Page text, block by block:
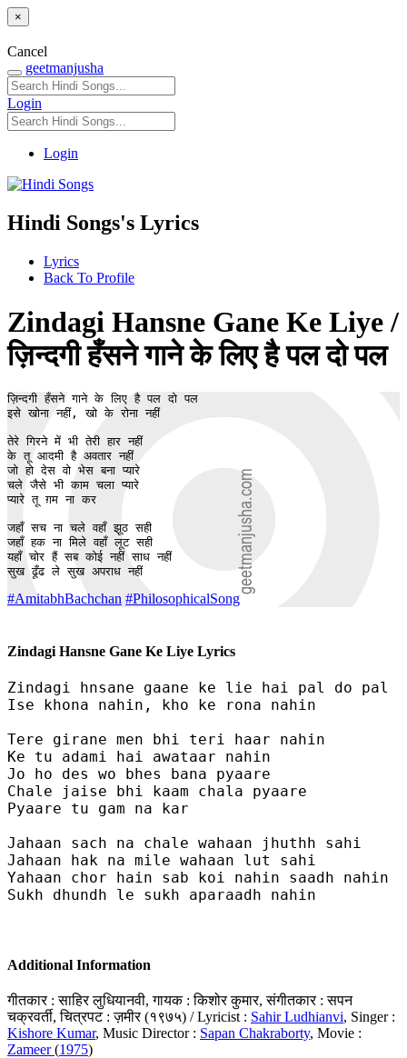
×
Cancel
geetmanjusha
Login
Login
Hindi Songs's Lyrics
Lyrics
Back To Profile
Zindagi Hansne Gane Ke Liye /
ज़िन्दगी हँसने गाने के लिए है पल दो पल
ज़िन्दगी हँसने गाने के लिए है पल दो पल
इसे खोना नहीं, खो के रोना नहीं
तेरे गिरने में भी तेरी हार नहीं
के तू आदमी है अवतार नहीं
जो हो देस वो भेस बना प्यारे
चले जैसे भी काम चला प्यारे
प्यारे तू ग़म ना कर
जहाँ सच ना चले वहाँ झूठ सही
जहाँ हक ना मिले वहाँ लूट सही
यहाँ चोर हैं सब कोई नहीं साध नहीं
सुख ढूँढ ले सुख अपराध नहीं
#AmitabhBachchan #PhilosophicalSong
Zindagi Hansne Gane Ke Liye Lyrics
Zindagi hnsane gaane ke lie hai pal do pal
Ise khona nahin, kho ke rona nahin
Tere girane men bhi teri haar nahin
Ke tu adami hai awataar nahin
Jo ho des wo bhes bana pyaare
Chale jaise bhi kaam chala pyaare
Pyaare tu gam na kar
Jahaan sach na chale wahaan jhuthh sahi
Jahaan hak na mile wahaan lut sahi
Yahaan chor hain sab koi nahin saadh nahin
Sukh dhundh le sukh aparaadh nahin
Additional Information
गीतकार : साहिर लुधियानवी, गायक : किशोर कुमार, संगीतकार : सपन
चक्रवर्ती, चित्रपट : ज़मीर (१९७५) / Lyricist : Sahir Ludhianvi, Singer :
Kishore Kumar, Music Director : Sapan Chakraborty, Movie :
Zameer(1975)